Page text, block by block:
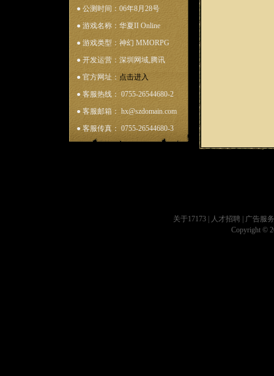
● 公测时间：06年8月28号
● 游戏名称：华夏II Online
● 游戏类型：神幻 MMORPG
● 开发运营：深圳网域,腾讯
● 官方网址： 点击进入
● 客服热线： 0755-26544680-2
● 客服邮箱： hx@szdomain.com
● 客服传真： 0755-26544680-3
关于17173 人才招聘
广告服务
Copyright ©